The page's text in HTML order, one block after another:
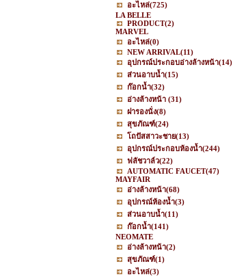
อะไหล่(725)
LA BELLE
PRODUCT(2)
MARVEL
อะไหล่(0)
NEW ARRIVAL(11)
อุปกรณ์ประกอบอ่างล้างหน้า(14)
ส่วนอาบน้ำ(15)
ก๊อกน้ำ(32)
อ่างล้างหน้า (31)
ฝารองนั่ง(8)
สุขภัณฑ์(24)
โถปัสสาวะชาย(13)
อุปกรณ์ประกอบห้องน้ำ(244)
ฟลัชวาล์ว(22)
AUTOMATIC FAUCET(47)
MAYFAIR
อ่างล้างหน้า(68)
อุปกรณ์ห้องน้ำ(3)
ส่วนอาบน้ำ(11)
ก๊อกน้ำ(141)
NEOMATE
อ่างล้างหน้า(2)
สุขภัณฑ์(1)
อะไหล่(3)